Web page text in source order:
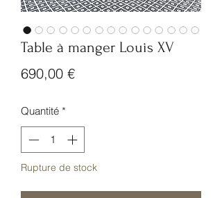
Table à manger Louis XV
690,00 €Prix
Quantité *
Rupture de stock